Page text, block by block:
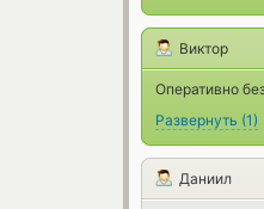
Виктор
Оперативно
Развернуть (1)
Даниил